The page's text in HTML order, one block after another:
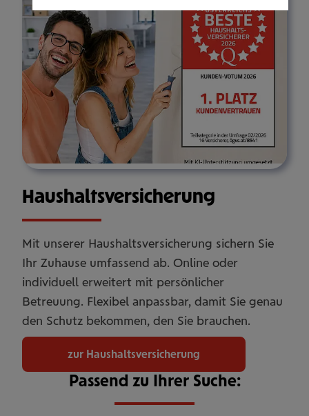
Haus­halts­ver­si­che­rung
Mit unserer Haushaltsversicherung sichern Sie
Ihr Zuhause umfassend ab. Online oder
individuell erweitert mit persönlicher
Betreuung. Flexibel anpassbar, damit Sie genau
den Schutz bekommen, den Sie brauchen.
zur Haushaltsversicherung
Passend zu Ihrer Suche: